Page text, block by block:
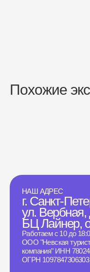
Похожие
НАШ АДРЕС
г. Санкт-
ул. Вербная,
БЦ Лайнер,
Работаем с 10 до
ООО "Невская
компания" ИНН
ОГРН